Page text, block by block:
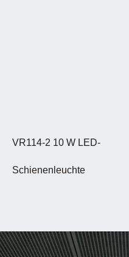
VR114-2 10 W LED-
Schienenleuchte